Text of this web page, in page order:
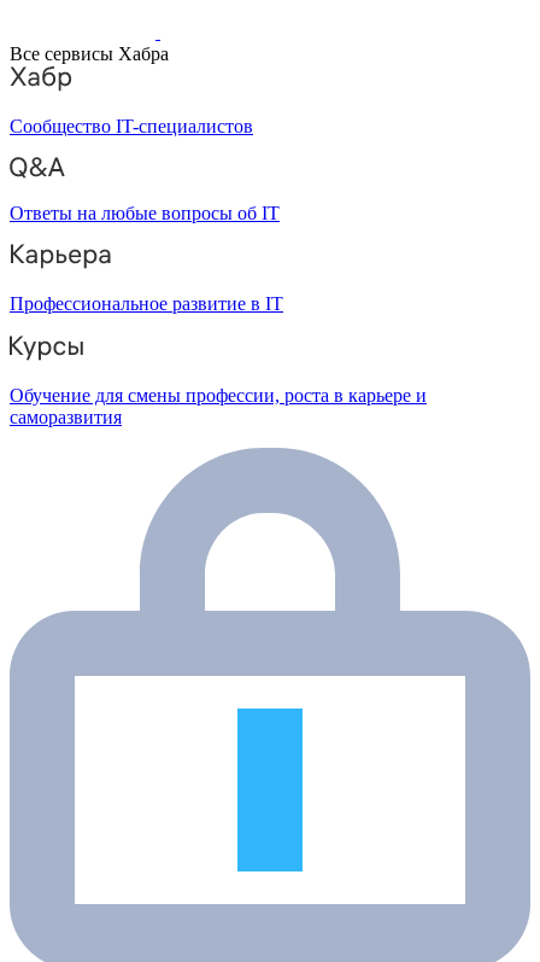
Все сервисы Хабра
Сообщество IT-специалистов
Ответы на любые вопросы об IT
Профессиональное развитие в IT
Обучение для смены профессии, роста в карьере и
саморазвития